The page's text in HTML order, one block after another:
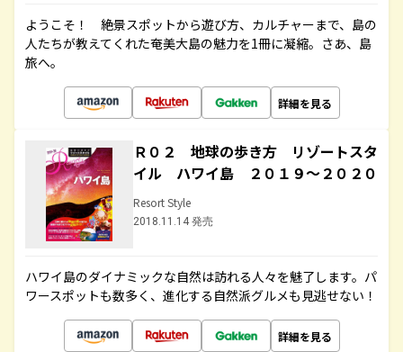
ようこそ！ 絶景スポットから遊び方、カルチャーまで、島の
人たちが教えてくれた奄美大島の魅力を1冊に凝縮。さあ、島
旅へ。
詳細を見る
Ｒ０２ 地球の歩き方 リゾートスタ
イル ハワイ島 ２０１９～２０２０
Resort Style
2018.11.14 発売
ハワイ島のダイナミックな自然は訪れる人々を魅了します。パ
ワースポットも数多く、進化する自然派グルメも見逃せない！
詳細を見る